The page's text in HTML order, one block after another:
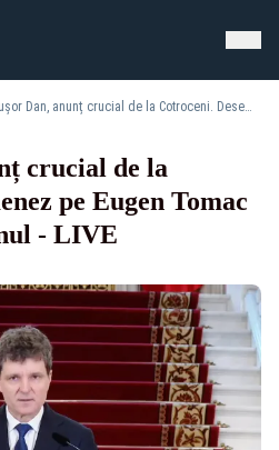
Nicușor Dan, anunț crucial de la Cotroceni. Desemenez pe Eugen Tomac să formeze guvernul - LIVE TEXT/VIDEO
crucial de la
pe Eugen Tomac
- LIVE